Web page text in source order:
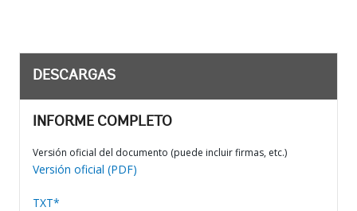
DESCARGAS
INFORME COMPLETO
Versión oficial del documento (puede incluir firmas, etc.)
Versión oficial (PDF)
TXT*